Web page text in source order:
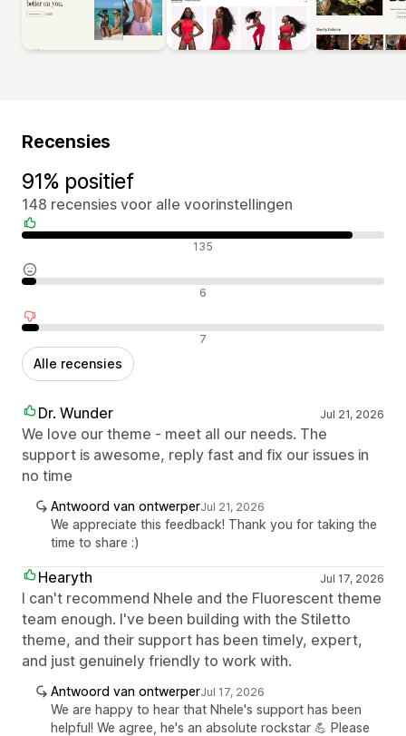
Recensies
91% positief
148 recensies voor alle voorinstellingen
Positieve recensies 135
Neutrale recensies 6
Negatieve recensies 7
Alle recensies
Dr. Wunder Jul 21, 2026
We love our theme - meet all our needs. The
support is awesome, reply fast and fix our issues in
no time
Antwoord van ontwerperJul 21, 2026
We appreciate this feedback! Thank you for taking the
time to share :)
Hearyth Jul 17, 2026
I can't recommend Nhele and the Fluorescent theme
team enough. I've been building with the Stiletto
theme, and their support has been timely, expert,
and just genuinely friendly to work with.
Antwoord van ontwerperJul 17, 2026
We are happy to hear that Nhele's support has been
helpful! We agree, he's an absolute rockstar 💪 Please